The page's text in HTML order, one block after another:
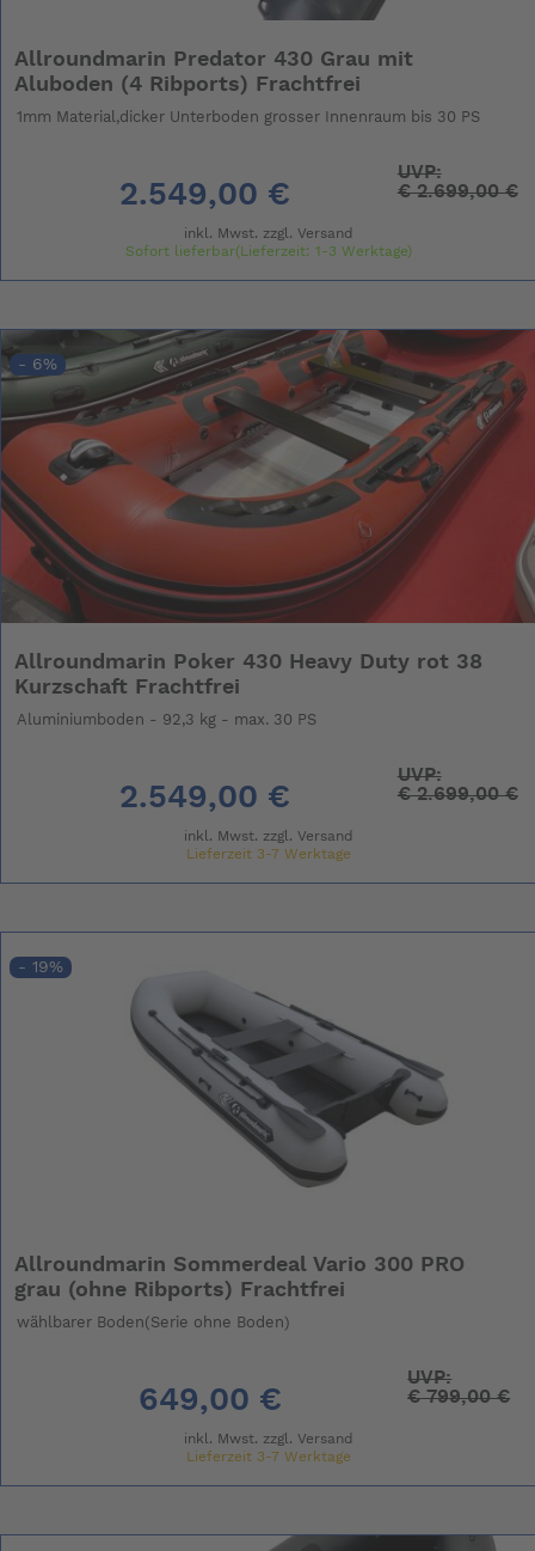
Allroundmarin Predator 430 Grau mit
Aluboden (4 Ribports) Frachtfrei
1mm Material,dicker Unterboden grosser Innenraum bis 30 PS
2.549,00 €
UVP:
€2.699,00 €
inkl. Mwst. zzgl. Versand
Sofort lieferbar(Lieferzeit: 1-3 Werktage)
- 6%
Allroundmarin Poker 430 Heavy Duty rot 38
Kurzschaft Frachtfrei
Aluminiumboden - 92,3 kg - max. 30 PS
2.549,00 €
UVP:
€2.699,00 €
inkl. Mwst. zzgl. Versand
Lieferzeit 3-7 Werktage
- 19%
Allroundmarin Sommerdeal Vario 300 PRO
grau (ohne Ribports) Frachtfrei
wählbarer Boden(Serie ohne Boden)
649,00 €
UVP:
€799,00 €
inkl. Mwst. zzgl. Versand
Lieferzeit 3-7 Werktage